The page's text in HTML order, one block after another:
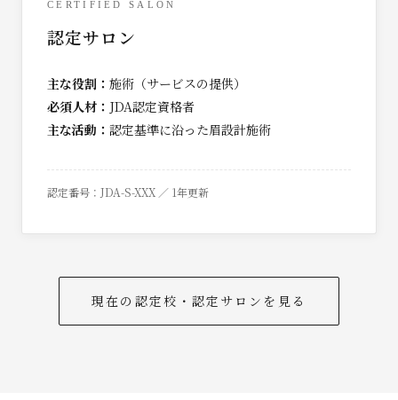
CERTIFIED SALON
認定サロン
主な役割： 施術（サービスの提供）
必須人材： JDA認定資格者
主な活動： 認定基準に沿った眉設計施術
認定番号：JDA-S-XXX ／ 1年更新
現在の認定校・認定サロンを見る